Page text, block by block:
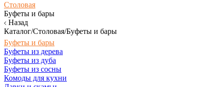
Столовая
Буфеты и бары
Назад
Каталог/Столовая/Буфеты и бары
Буфеты и бары
Буфеты из дерева
Буфеты из дуба
Буфеты из сосны
Комоды для кухни